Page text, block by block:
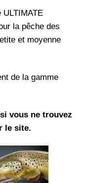
ULTIMATE
la pêche des
et moyenne
de la gamme
vous ne trouvez
le site.